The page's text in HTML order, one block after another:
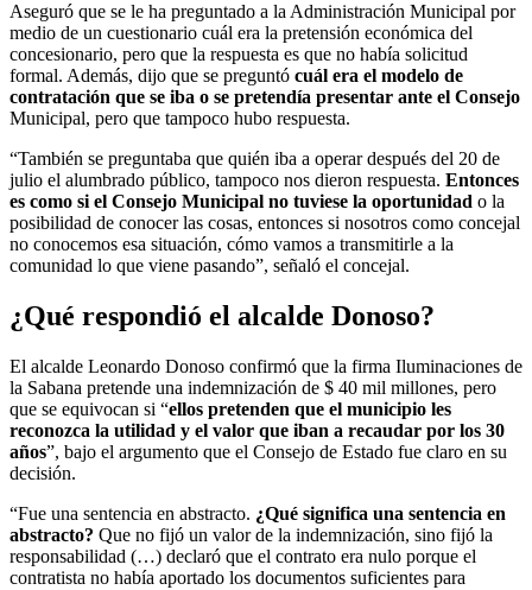
Aseguró que se le ha preguntado a la Administración Municipal por
medio de un cuestionario cuál era la pretensión económica del
concesionario, pero que la respuesta es que no había solicitud
formal. Además, dijo que se preguntó cuál era el modelo de
contratación que se iba o se pretendía presentar ante el Consejo
Municipal, pero que tampoco hubo respuesta.
“También se preguntaba que quién iba a operar después del 20 de
julio el alumbrado público, tampoco nos dieron respuesta. Entonces
es como si el Consejo Municipal no tuviese la oportunidad o la
posibilidad de conocer las cosas, entonces si nosotros como concejal
no conocemos esa situación, cómo vamos a transmitirle a la
comunidad lo que viene pasando”, señaló el concejal.
¿Qué respondió el alcalde Donoso?
El alcalde Leonardo Donoso confirmó que la firma Iluminaciones de
la Sabana pretende una indemnización de $ 40 mil millones, pero
que se equivocan si “ellos pretenden que el municipio les
reconozca la utilidad y el valor que iban a recaudar por los 30
años”, bajo el argumento que el Consejo de Estado fue claro en su
decisión.
“Fue una sentencia en abstracto. ¿Qué significa una sentencia en
abstracto? Que no fijó un valor de la indemnización, sino fijó la
responsabilidad (…) declaró que el contrato era nulo porque el
contratista no había aportado los documentos suficientes para